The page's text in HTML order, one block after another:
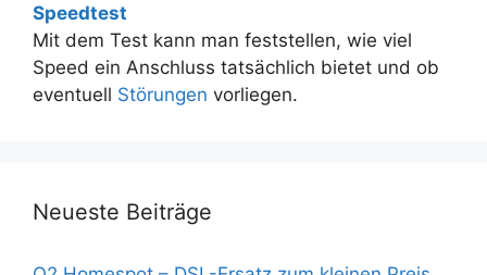
Speedtest
Mit dem Test kann man feststellen, wie viel
Speed ein Anschluss tatsächlich bietet und ob
eventuell Störungen vorliegen.
Neueste Beiträge